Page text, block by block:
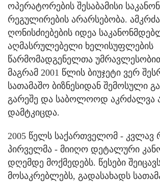
ოპერატორების შესაბამისი
რეგულირების არარსებობა.
ღონისძიებების იდეა
აღმასრულებელი ხელისუფლების
წარმომადგენელთა
მაგრამ 2001 წლის ბიუჯეტი ვერ
სათამაშო ბიზნესიდან შემოსული
გარეშე და საბოლოოდ აკრძალვა
დამტკიცდა.
2005 წელს საქართველომ - კვლავ
პირველმა - მიიღო დეტალური
დღემდე მოქმედებს. წესები
მოსაკრებლებს, გადასახადს